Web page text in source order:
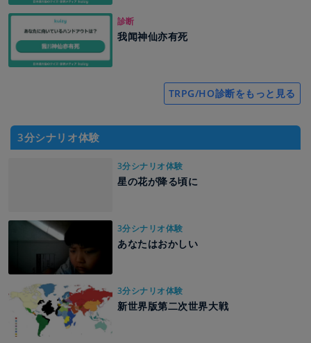
診断
我闻神仙亦有死
TRPG/HO診断をもっと見る
3分シナリオ体験
3分シナリオ体験
星の花が降る頃に
3分シナリオ体験
あなたはおかしい
3分シナリオ体験
新世界版第二次世界大戦